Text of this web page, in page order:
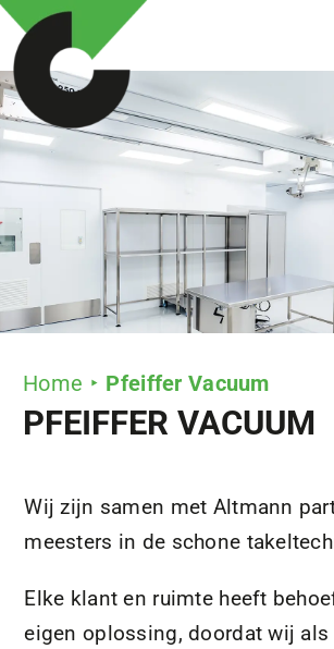
Ga
naar
inhoud
Home Pfeiffer Vacuum
PFEIFFER VACUUM
Wij zijn samen met Altmann
meesters in de schone
Elke klant en ruimte heeft
eigen oplossing, doordat wij als